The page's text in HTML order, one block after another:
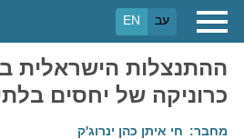
לתוכן
העיקרי
EN עב
ההתנצלות הישראלית
כרוניקה של יחסים
מחבר חי איתן כהן ינרוג'ק